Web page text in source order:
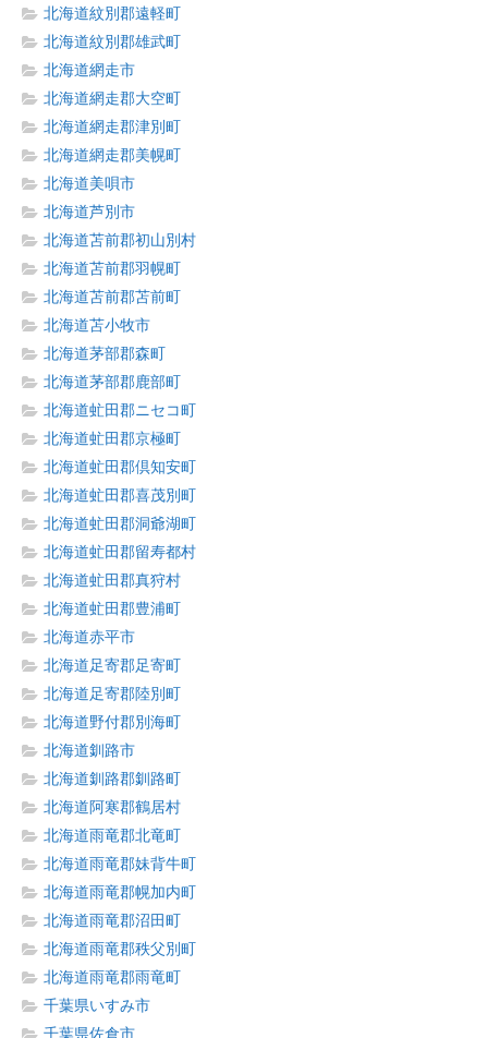
北海道紋別郡遠軽町
北海道紋別郡雄武町
北海道網走市
北海道網走郡大空町
北海道網走郡津別町
北海道網走郡美幌町
北海道美唄市
北海道芦別市
北海道苫前郡初山別村
北海道苫前郡羽幌町
北海道苫前郡苫前町
北海道苫小牧市
北海道茅部郡森町
北海道茅部郡鹿部町
北海道虻田郡ニセコ町
北海道虻田郡京極町
北海道虻田郡倶知安町
北海道虻田郡喜茂別町
北海道虻田郡洞爺湖町
北海道虻田郡留寿都村
北海道虻田郡真狩村
北海道虻田郡豊浦町
北海道赤平市
北海道足寄郡足寄町
北海道足寄郡陸別町
北海道野付郡別海町
北海道釧路市
北海道釧路郡釧路町
北海道阿寒郡鶴居村
北海道雨竜郡北竜町
北海道雨竜郡妹背牛町
北海道雨竜郡幌加内町
北海道雨竜郡沼田町
北海道雨竜郡秩父別町
北海道雨竜郡雨竜町
千葉県いすみ市
千葉県佐倉市